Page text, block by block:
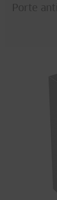
Porte